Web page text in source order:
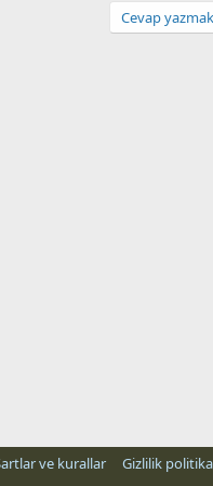
Cevap
ve kurallar Gizlilik